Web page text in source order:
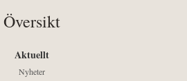
Översikt
Aktuellt
Nyheter